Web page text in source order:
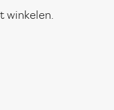
winkelen.